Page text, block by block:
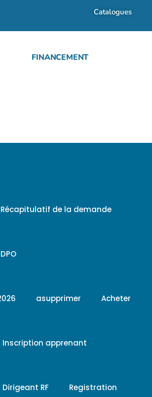
Catalogues
FINANCEMENT
Récapitulatif de la demande
asupprimer Acheter
Inscription apprenant
RF Registration